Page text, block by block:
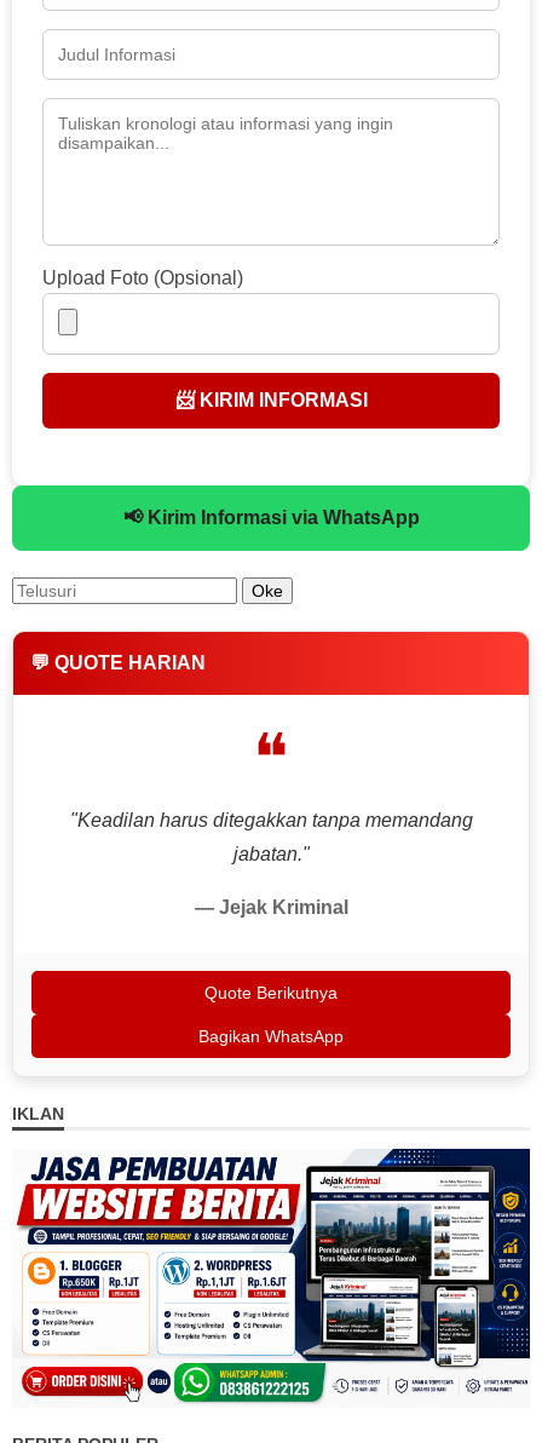
Upload Foto (Opsional)
📨 KIRIM INFORMASI
📢 Kirim Informasi via WhatsApp
💬 QUOTE HARIAN
❝
"Keadilan harus ditegakkan tanpa memandang
jabatan."
— Jejak Kriminal
Quote Berikutnya
Bagikan WhatsApp
IKLAN